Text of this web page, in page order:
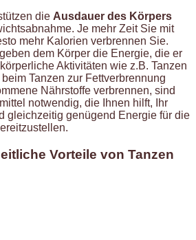
die Ausdauer des Körpers
Je mehr Zeit Sie mit
mehr Kalorien verbrennen Sie.
dem Körper die Energie, die er
Aktivitäten wie z.B. Tanzen
Tanzen zur Fettverbrennung
Nährstoffe verbrennen, sind
notwendig, die Ihnen hilft, Ihr
gleichzeitig genügend Energie für die
Vorteile von Tanzen